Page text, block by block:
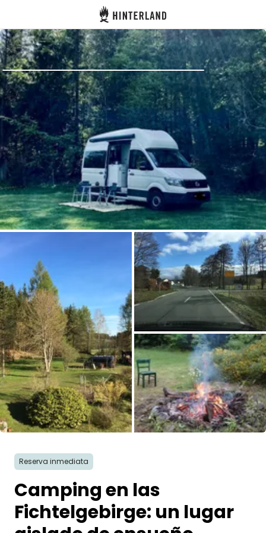
Hinterland
Iniciar sesión
Registrarse
Conviértete en anfitrión
Parcelas
Alojamientos
Rutas
Pregunta Howdy
Inspiración fotográfica
Consejos e inspiración
Historias
Cupones
Tienda
Contacto
Select language
Reserva inmediata
Camping en las
Fichtelgebirge: un lugar